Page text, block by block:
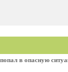
в опасную